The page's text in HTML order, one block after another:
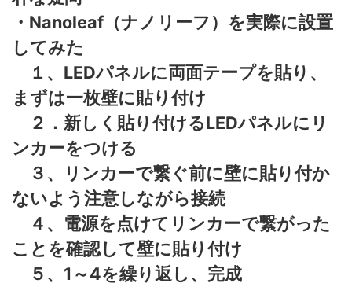
・Nanoleaf（ナノリーフ）を実際に設置
してみた
１、LEDパネルに両面テープを貼り、
まずは一枚壁に貼り付け
２．新しく貼り付けるLEDパネルにリ
ンカーをつける
３、リンカーで繋ぐ前に壁に貼り付か
ないよう注意しながら接続
４、電源を点けてリンカーで繋がった
ことを確認して壁に貼り付け
５、1～4を繰り返し、完成